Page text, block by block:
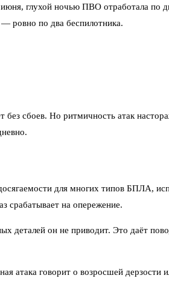
июня, глухой ночью ПВО отработала
ровно по два беспилотника.
сбоев. Но ритмичность атак
для многих типов БПЛА,
срабатывает на опережение.
деталей он не приводит. Это даёт
атака говорит о возросшей дерзости